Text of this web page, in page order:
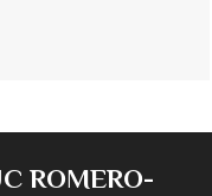
ROMERO-